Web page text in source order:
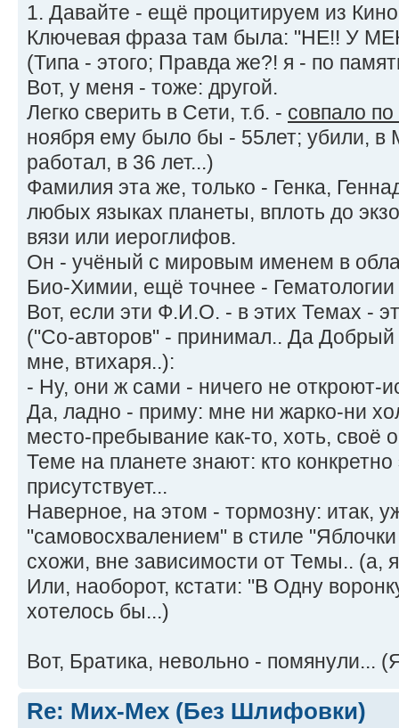
1. Давайте - ещё процитируем из
Ключевая фраза там была: "НЕ!! У
(Типа - этого; Правда же?! я - по
Вот, у меня - тоже: другой.
Легко сверить в Сети, т.б. - совпало
ноября ему было бы - 55лет; убили, в
работал, в 36 лет...)
Фамилия эта же, только - Генка,
любых языках планеты, вплоть до
вязи или иероглифов.
Он - учёный с мировым именем в
Био-Химии, ещё точнее -
Вот, если эти Ф.И.О. - в этих Темах -
("Со-авторов" - принимал.. Да
мне, втихаря..):
- Ну, они ж сами - ничего не откроют-
Да, ладно - приму: мне ни жарко-ни
место-пребывание как-то, хоть, своё
Теме на планете знают: кто
присутствует...
Наверное, на этом - тормозну: итак,
"самовосхвалением" в стиле
схожи, вне зависимости от Темы.. (а,
Или, наоборот, кстати: "В Одну
хотелось бы...)
Вот, Братика, невольно - помянули...
Re: Мих-Мех (Без Шлифовки)